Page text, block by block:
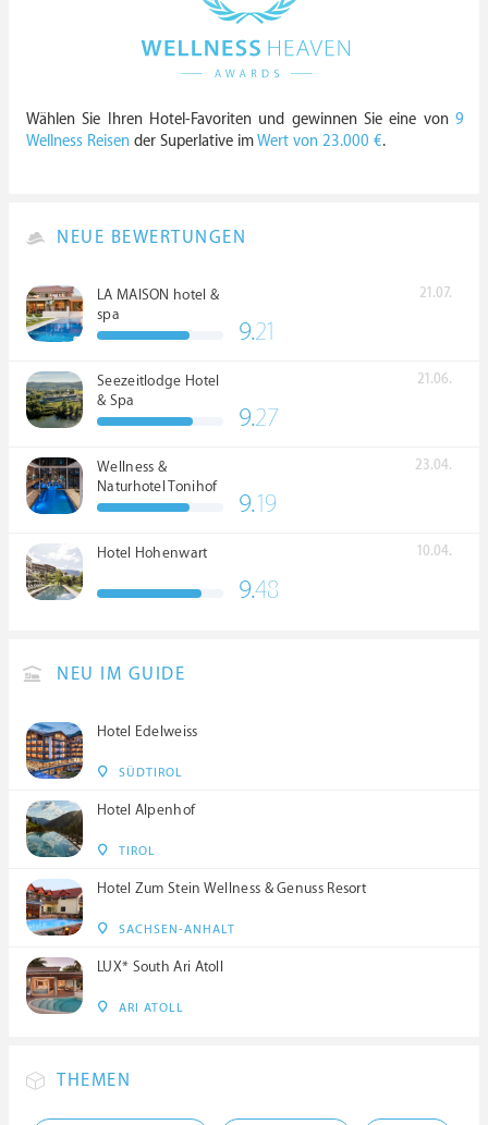
Wählen Sie Ihren Hotel-Favoriten und gewinnen Sie eine von 9
Wellness Reisen der Superlative imWert von 23.000 €.
NEUE BEWERTUNGEN
LA MAISON hotel &
spa
21.07.
9.21
Seezeitlodge Hotel
& Spa
21.06.
9.27
Wellness &
Naturhotel Tonihof
****S
23.04.
9.19
Hotel Hohenwart 10.04.
9.48
NEU IM GUIDE
Hotel Edelweiss
SÜDTIROL
Hotel Alpenhof
TIROL
Hotel Zum Stein Wellness & Genuss Resort
SACHSEN-ANHALT
LUX* South Ari Atoll
ARI ATOLL
THEMEN